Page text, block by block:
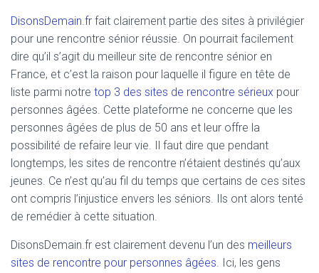
DisonsDemain.fr fait clairement partie des sites à privilégier
pour une rencontre sénior réussie. On pourrait facilement
dire qu’il s’agit du meilleur site de rencontre sénior en
France, et c’est la raison pour laquelle il figure en tête de
liste parmi notre top 3 des sites de rencontre sérieux pour
personnes âgées. Cette plateforme ne concerne que les
personnes âgées de plus de 50 ans et leur offre la
possibilité de refaire leur vie. Il faut dire que pendant
longtemps, les sites de rencontre n’étaient destinés qu’aux
jeunes. Ce n’est qu’au fil du temps que certains de ces sites
ont compris l’injustice envers les séniors. Ils ont alors tenté
de remédier à cette situation.
DisonsDemain.fr est clairement devenu l’un des meilleurs
sites de rencontre pour personnes âgées. Ici, les gens